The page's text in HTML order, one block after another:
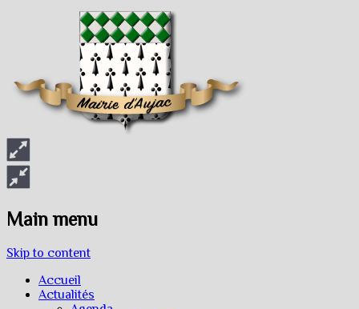
Main menu
Skip to content
Accueil
Actualités